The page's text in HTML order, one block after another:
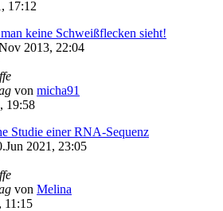
17:12
keine Schweißflecken sieht!
2013, 22:04
von micha91
19:58
Studie einer RNA-Sequenz
2021, 23:05
von Melina
11:15